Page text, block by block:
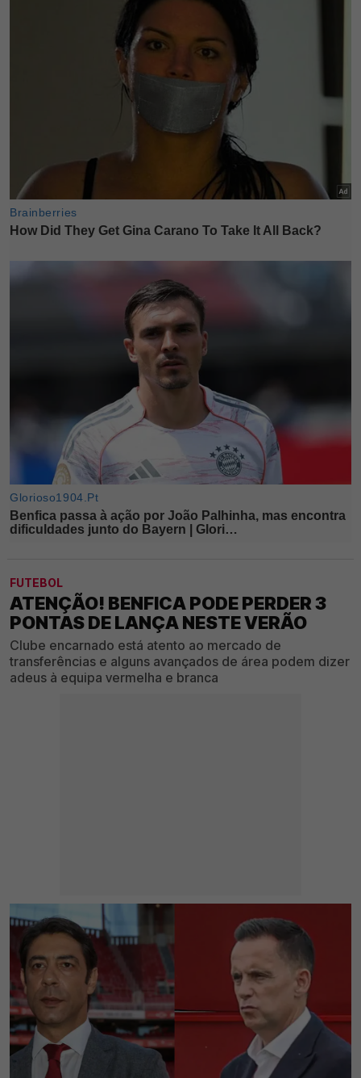
FUTEBOL
ATENÇÃO! BENFICA PODE PERDER 3
PONTAS DE LANÇA NESTE VERÃO
Clube encarnado está atento ao mercado de
transferências e alguns avançados de área podem dizer
adeus à equipa vermelha e branca